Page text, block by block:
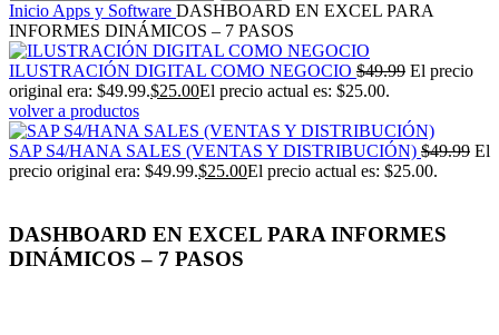
Inicio Apps y Software DASHBOARD EN EXCEL PARA
INFORMES DINÁMICOS – 7 PASOS
ILUSTRACIÓN DIGITAL COMO NEGOCIO $49.99 El precio
original era: $49.99.$25.00El precio actual es: $25.00.
volver a productos
SAP S4/HANA SALES (VENTAS Y DISTRIBUCIÓN) $49.99 El
precio original era: $49.99.$25.00El precio actual es: $25.00.
DASHBOARD EN EXCEL PARA INFORMES
DINÁMICOS – 7 PASOS